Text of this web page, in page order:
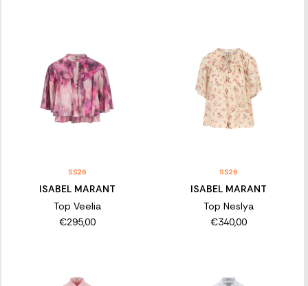
SS26
ISABEL MARANT
Top Veelia
€295,00
SS26
ISABEL MARANT
Top Neslya
€340,00